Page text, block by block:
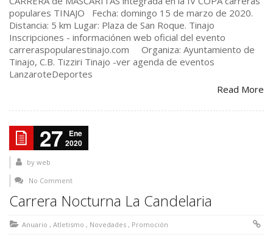
populares TINAJO Fecha: domingo 15 de marzo de 2020.
Distancia: 5 km Lugar: Plaza de San Roque. Tinajo
Inscripciones - informaciónen web oficial del evento
carreraspopularestinajo.com Organiza: Ayuntamiento de
Tinajo, C.B. Tizziri Tinajo -ver agenda de eventos
LanzaroteDeportes
Read More
27
Ene
2020
by web
No Comment
Carrera Nocturna La Candelaria
Anuario , Atletismo , Novedades , Promoción